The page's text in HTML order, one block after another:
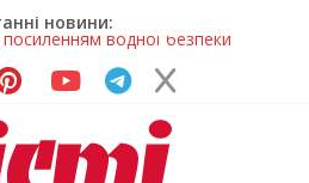
новини:
зросла кількість пожеж в
майстер-клас
із Дніпра визнали найкращими в